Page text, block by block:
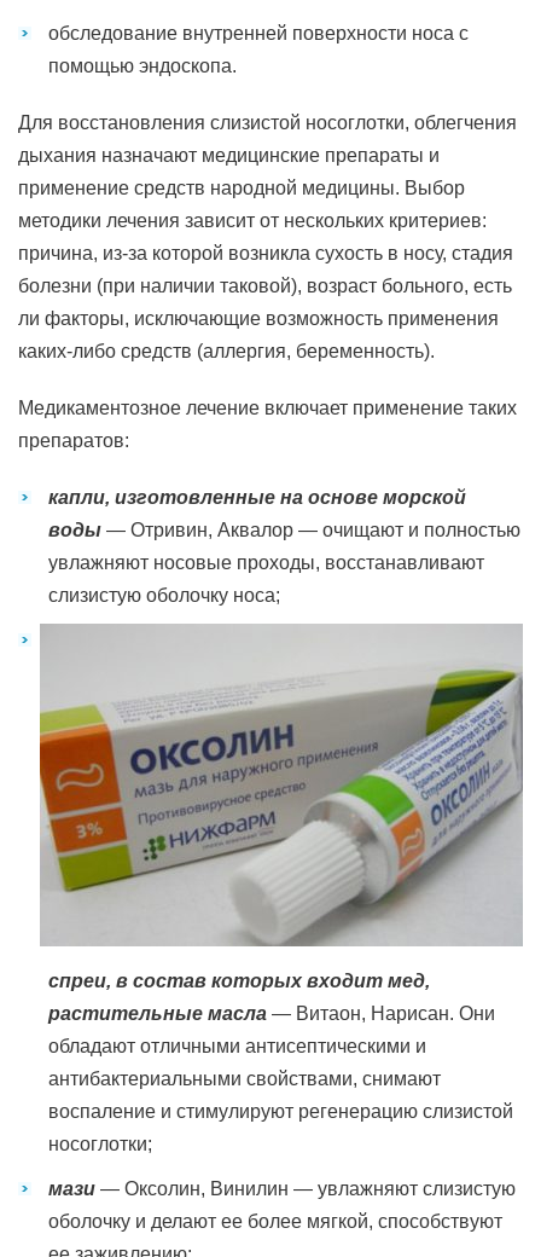
обследование внутренней поверхности носа с
помощью эндоскопа.
Для восстановления слизистой носоглотки, облегчения
дыхания назначают медицинские препараты и
применение средств народной медицины. Выбор
методики лечения зависит от нескольких критериев:
причина, из-за которой возникла сухость в носу, стадия
болезни (при наличии таковой), возраст больного, есть
ли факторы, исключающие возможность применения
каких-либо средств (аллергия, беременность).
Медикаментозное лечение включает применение таких
препаратов:
капли, изготовленные на основе морской
воды — Отривин, Аквалор — очищают и полностью
увлажняют носовые проходы, восстанавливают
слизистую оболочку носа;
спреи, в состав которых входит мед,
растительные масла — Витаон, Нарисан. Они
обладают отличными антисептическими и
антибактериальными свойствами, снимают
воспаление и стимулируют регенерацию слизистой
носоглотки;
мази — Оксолин, Винилин — увлажняют слизистую
оболочку и делают ее более мягкой, способствуют